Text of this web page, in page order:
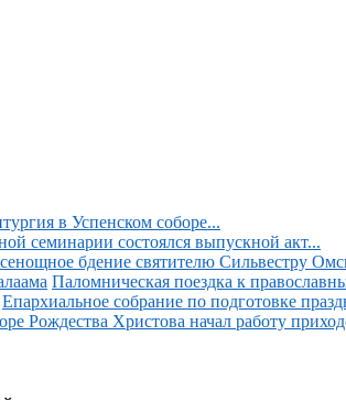
в Успенском соборе...
семинарии состоялся выпускной акт...
бдение святителю Сильвестру
Паломническая поездка к
Епархиальное собрание по подготовке
Рождества Христова начал работу